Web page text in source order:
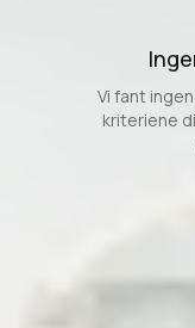
Vi fant
kriteriene